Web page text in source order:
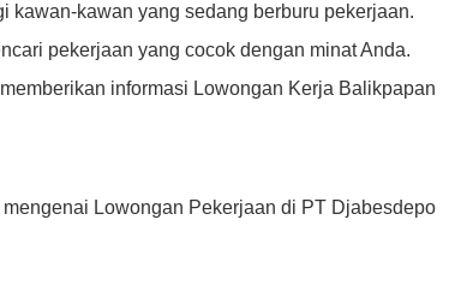
kawan-kawan yang sedang berburu pekerjaan.
pekerjaan yang cocok dengan minat Anda.
informasi Lowongan Kerja Balikpapan
Lowongan Pekerjaan di PT Djabesdepo